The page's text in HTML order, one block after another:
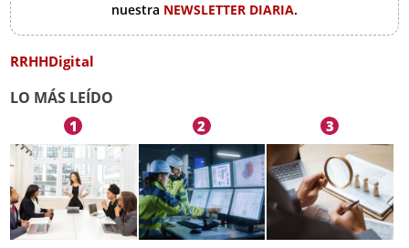
nuestra NEWSLETTER DIARIA.
RRHHDigital
LO MÁS LEÍDO
1 2 3